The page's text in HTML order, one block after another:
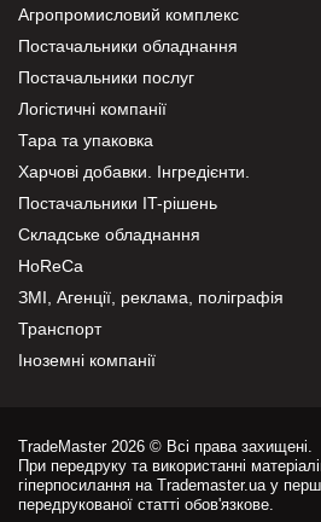
Агропромисловий комплекс
Постачальники обладнання
Постачальники послуг
Логістичні компанії
Тара та упаковка
Харчові добавки. Інгредієнти.
Постачальники IT-рішень
Складське обладнання
HoReCa
ЗМІ, Агенції, реклама, поліграфія
Транспорт
Іноземні компанії
TradeMaster 2026 © Всі права захищені.
При передруку та використанні
гіперпосилання на Trademaster.ua у
передрукованої статті обов'язкове.